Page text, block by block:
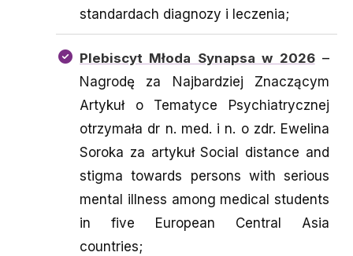
standardach diagnozy i leczenia;
Plebiscyt Młoda Synapsa w 2026–
Nagrodę za Najbardziej Znaczącym
Artykuł o Tematyce Psychiatrycznej
otrzymała dr n. med. i n. o zdr. Ewelina
Soroka za artykuł Social distance and
stigma towards persons with serious
mental illness among medical students
in five European Central Asia
countries;